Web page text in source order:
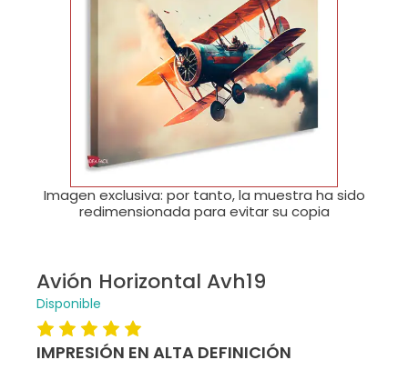
Imagen exclusiva: por tanto, la muestra ha sido
redimensionada para evitar su copia
Avión Horizontal Avh19
Disponible
IMPRESIÓN EN ALTA DEFINICIÓN